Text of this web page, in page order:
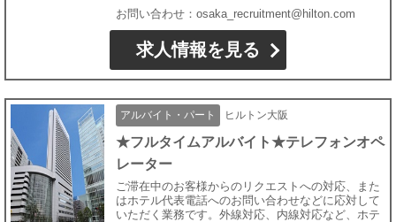
お問い合わせ：osaka_recruitment@hilton.com
求人情報を見る
アルバイト・パート ヒルトン大阪
★フルタイムアルバイト★テレフォンオペ
レーター
ご滞在中のお客様からのリクエストへの対応、また
はホテル代表電話へのお問い合わせなどに応対して
いただく業務です。外線対応、内線対応など、ホテ